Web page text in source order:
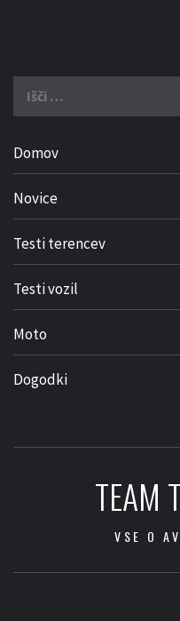
Išči:
Domov
Novice
Testi terencev
Testi vozil
Moto
Dogodki
TEAM
VSE O